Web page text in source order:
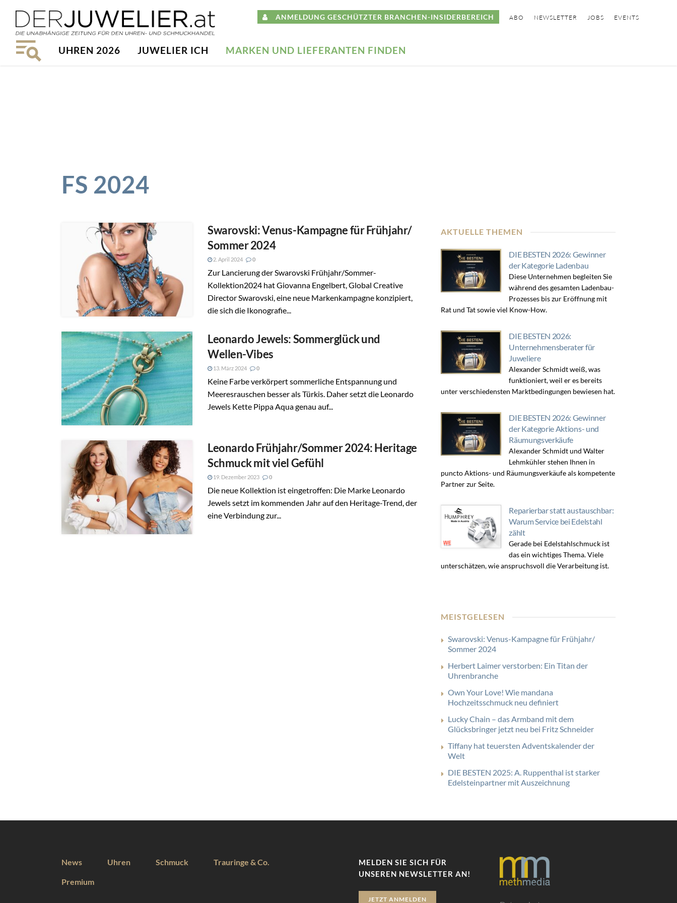
ANMELDUNG GESCHÜTZTER BRANCHEN-INSIDERBEREICH ABO NEWSLETTER JOBS EVENTS
UHREN 2026 JUWELIER ICH MARKEN UND LIEFERANTEN FINDEN
FS 2024
Swarovski: Venus-Kampagne für Frühjahr/
Sommer 2024
2. April 2024 0
Zur Lancierung der Swarovski Frühjahr/Sommer-
Kollektion2024 hat Giovanna Engelbert, Global Creative
Director Swarovski, eine neue Markenkampagne konzipiert,
die sich die Ikonografie...
Leonardo Jewels: Sommerglück und
Wellen-Vibes
13. März 2024 0
Keine Farbe verkörpert sommerliche Entspannung und
Meeresrauschen besser als Türkis. Daher setzt die Leonardo
Jewels Kette Pippa Aqua genau auf...
Leonardo Frühjahr/Sommer 2024: Heritage
Schmuck mit viel Gefühl
19. Dezember 2023 0
Die neue Kollektion ist eingetroffen: Die Marke Leonardo
Jewels setzt im kommenden Jahr auf den Heritage-Trend, der
eine Verbindung zur...
AKTUELLE THEMEN
DIE BESTEN 2026: Gewinner
der Kategorie Ladenbau
Diese Unternehmen begleiten Sie
während des gesamten Ladenbau-
Prozesses bis zur Eröffnung mit
Rat und Tat sowie viel Know-How.
DIE BESTEN 2026:
Unternehmensberater für
Juweliere
Alexander Schmidt weiß, was
funktioniert, weil er es bereits
unter verschiedensten Marktbedingungen bewiesen hat.
DIE BESTEN 2026: Gewinner
der Kategorie Aktions- und
Räumungsverkäufe
Alexander Schmidt und Walter
Lehmkühler stehen Ihnen in
puncto Aktions- und Räumungsverkäufe als kompetente
Partner zur Seite.
Reparierbar statt austauschbar:
Warum Service bei Edelstahl
zählt
Gerade bei Edelstahlschmuck ist
das ein wichtiges Thema. Viele
unterschätzen, wie anspruchsvoll die Verarbeitung ist.
MEISTGELESEN
Swarovski: Venus-Kampagne für Frühjahr/
Sommer 2024
Herbert Laimer verstorben: Ein Titan der
Uhrenbranche
Own Your Love! Wie mandana
Hochzeitsschmuck neu definiert
Lucky Chain – das Armband mit dem
Glücksbringer jetzt neu bei Fritz Schneider
Tiffany hat teuersten Adventskalender der
Welt
DIE BESTEN 2025: A. Ruppenthal ist starker
Edelsteinpartner mit Auszeichnung
News Uhren Schmuck Trauringe & Co.
Premium
MELDEN SIE SICH FÜR
UNSEREN NEWSLETTER AN!
JETZT ANMELDEN